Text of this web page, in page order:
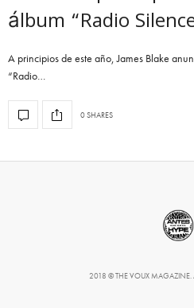
álbum “Radio
A principios de este año, James Blake
“Radio…
0 SHARES
2018 © THE VOUX MAGAZINE.